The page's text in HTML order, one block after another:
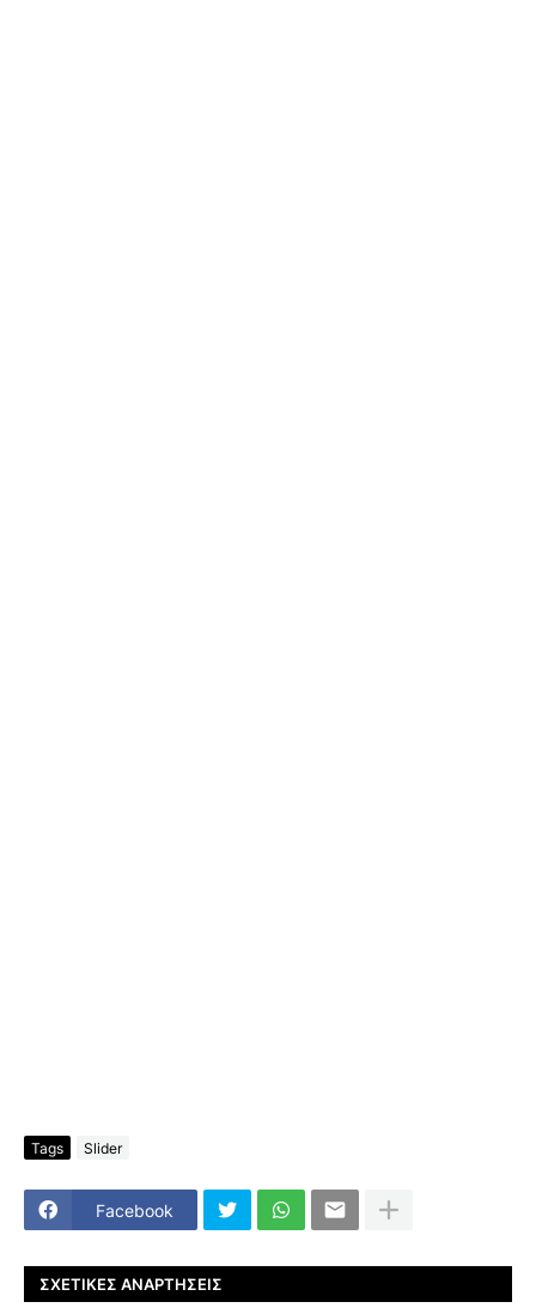
Tags Slider
Facebook
ΣΧΕΤΙΚΈΣ ΑΝΑΡΤΉΣΕΙΣ